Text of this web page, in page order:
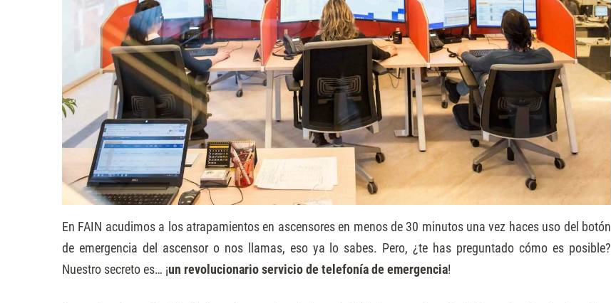
accesibilidad.
En FAIN acudimos a los atrapamientos en ascensoresen menos de 30 minutos una vez haces uso del botón
de emergencia del ascensor o nos llamas, eso ya lo sabes. Pero, ¿te has preguntado cómo es posible?
Nuestro secreto es… ¡un revolucionario servicio de telefonía de emergencia!